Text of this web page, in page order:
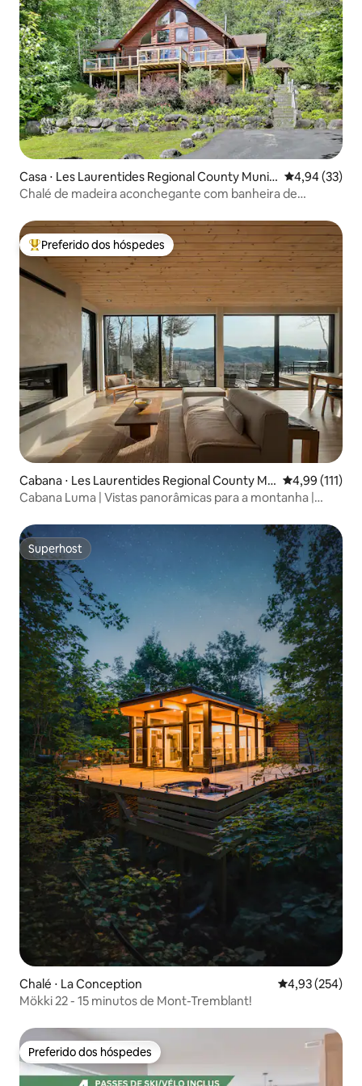
Casa ⋅ Les Laurentides Regional County Munici
pality
4,94 de uma
4,94 (33)
Chalé de madeira aconchegante com banheira de
Entre os melhores preferidos dos hóspedes
Preferido dos hóspedes
Cabana ⋅ Les Laurentides Regional County Mu
nicipality
4,99 de uma
4,99 (111)
Cabana Luma | Vistas panorâmicas para a montanha |
Superhost
Superhost
Chalé ⋅ La Conception 4,93 de uma
4,93 (254)
Mökki 22 - 15 minutos de Mont-Tremblant!
Preferido dos hóspedes
Preferido dos hóspedes